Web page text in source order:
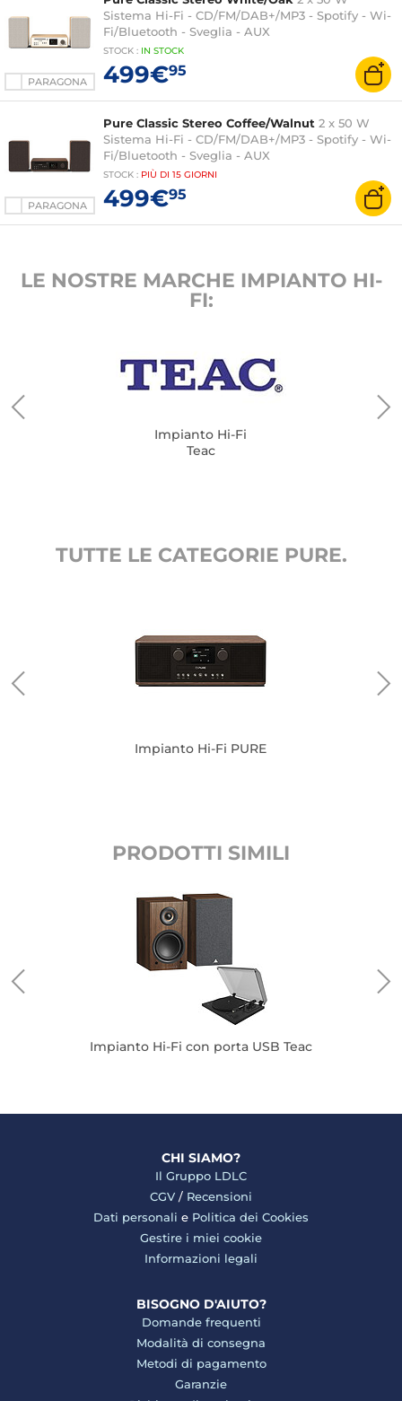
PARAGONA
Sistema Hi-Fi - CD/FM/DAB+/MP3 - Spotify - Wi-
Fi/Bluetooth - Sveglia - AUX
STOCK : IN STOCK
499€95
PARAGONA
Pure Classic Stereo Coffee/Walnut 2 x 50 W
Sistema Hi-Fi - CD/FM/DAB+/MP3 - Spotify - Wi-
Fi/Bluetooth - Sveglia - AUX
STOCK : PIÙ DI 15 GIORNI
499€95
LE NOSTRE MARCHE IMPIANTO HI-
FI:
Impianto Hi-Fi
Teac
TUTTE LE CATEGORIE PURE.
Impianto Hi-Fi PURE
PRODOTTI SIMILI
Impianto Hi-Fi con porta USB Teac
CHI SIAMO?
Il Gruppo LDLC
CGV / Recensioni
Dati personali e Politica dei Cookies
Gestire i miei cookie
Informazioni legali
BISOGNO D'AIUTO?
Domande frequenti
Modalità di consegna
Metodi di pagamento
Garanzie